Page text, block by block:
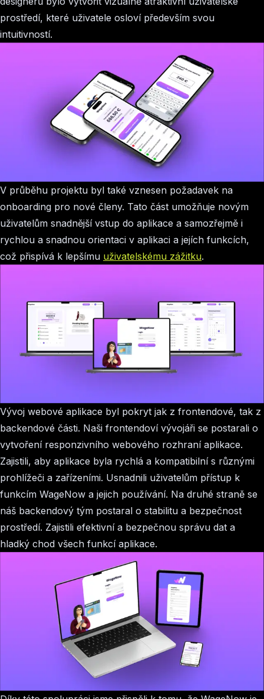
prostředí, které uživatele osloví především svou
intuitivností.
V průběhu projektu byl také vznesen požadavek na
onboarding pro nové členy. Tato část umožňuje novým
uživatelům snadnější vstup do aplikace a samozřejmě i
rychlou a snadnou orientaci v aplikaci a jejích funkcích,
což přispívá k lepšímu uživatelskému zážitku.
Vývoj webové aplikace byl pokryt jak z frontendové, tak z
backendové části. Naši frontendoví vývojáři se postarali o
vytvoření responzivního webového rozhraní aplikace.
Zajistili, aby aplikace byla rychlá a kompatibilní s různými
prohlížeči a zařízeními. Usnadnili uživatelům přístup k
funkcím WageNow a jejich používání. Na druhé straně se
náš backendový tým postaral o stabilitu a bezpečnost
prostředí. Zajistili efektivní a bezpečnou správu dat a
hladký chod všech funkcí aplikace.